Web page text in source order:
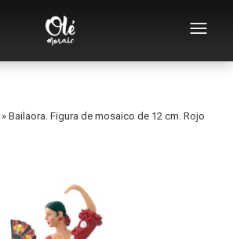
» Bailaora. Figura de mosaico de 12 cm. Rojo